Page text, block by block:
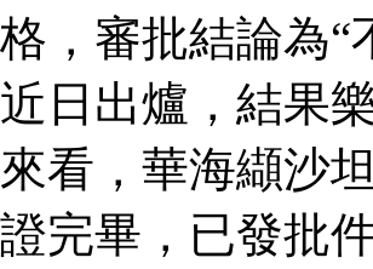
格，審批結論為“
近日出爐，結果
來看，華海纈沙
證完畢，已發批